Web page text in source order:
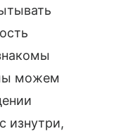
можем
изнутри,